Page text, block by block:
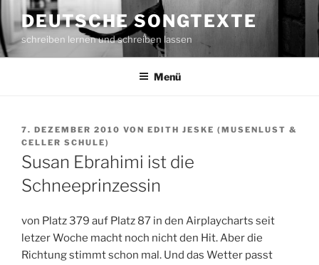
Zum
Inhalt
springen
DEUTSCHE SONGTEXTE
schreiben lernen und schreiben lassen
Menü
VERÖFFENTLICHT
AM
7. DEZEMBER 2010 VON EDITH JESKE (MUSENLUST &
CELLER SCHULE)
Susan Ebrahimi ist die
Schneeprinzessin
von Platz 379 auf Platz 87 in den Airplaycharts seit
letzer Woche macht noch nicht den Hit. Aber die
Richtung stimmt schon mal. Und das Wetter passt